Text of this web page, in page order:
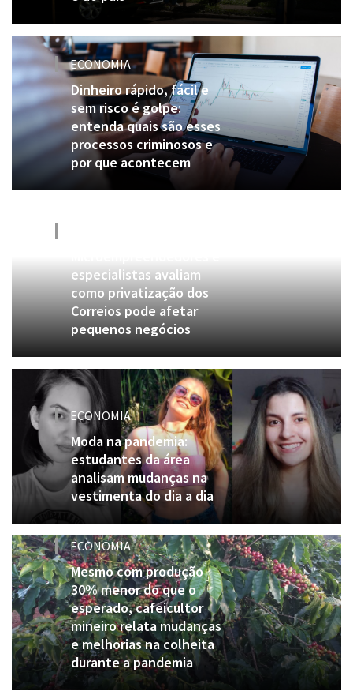
ECONOMIA
Dinheiro rápido, fácil e
sem risco é golpe:
entenda quais são esses
processos criminosos e
por que acontecem
especialistas avaliam
como privatização dos
Correios pode afetar
pequenos negócios
ECONOMIA
Moda na pandemia:
estudantes da área
analisam mudanças na
vestimenta do dia a dia
ECONOMIA
Mesmo com produção
30% menor do que o
esperado, cafeicultor
mineiro relata mudanças
e melhorias na colheita
durante a pandemia